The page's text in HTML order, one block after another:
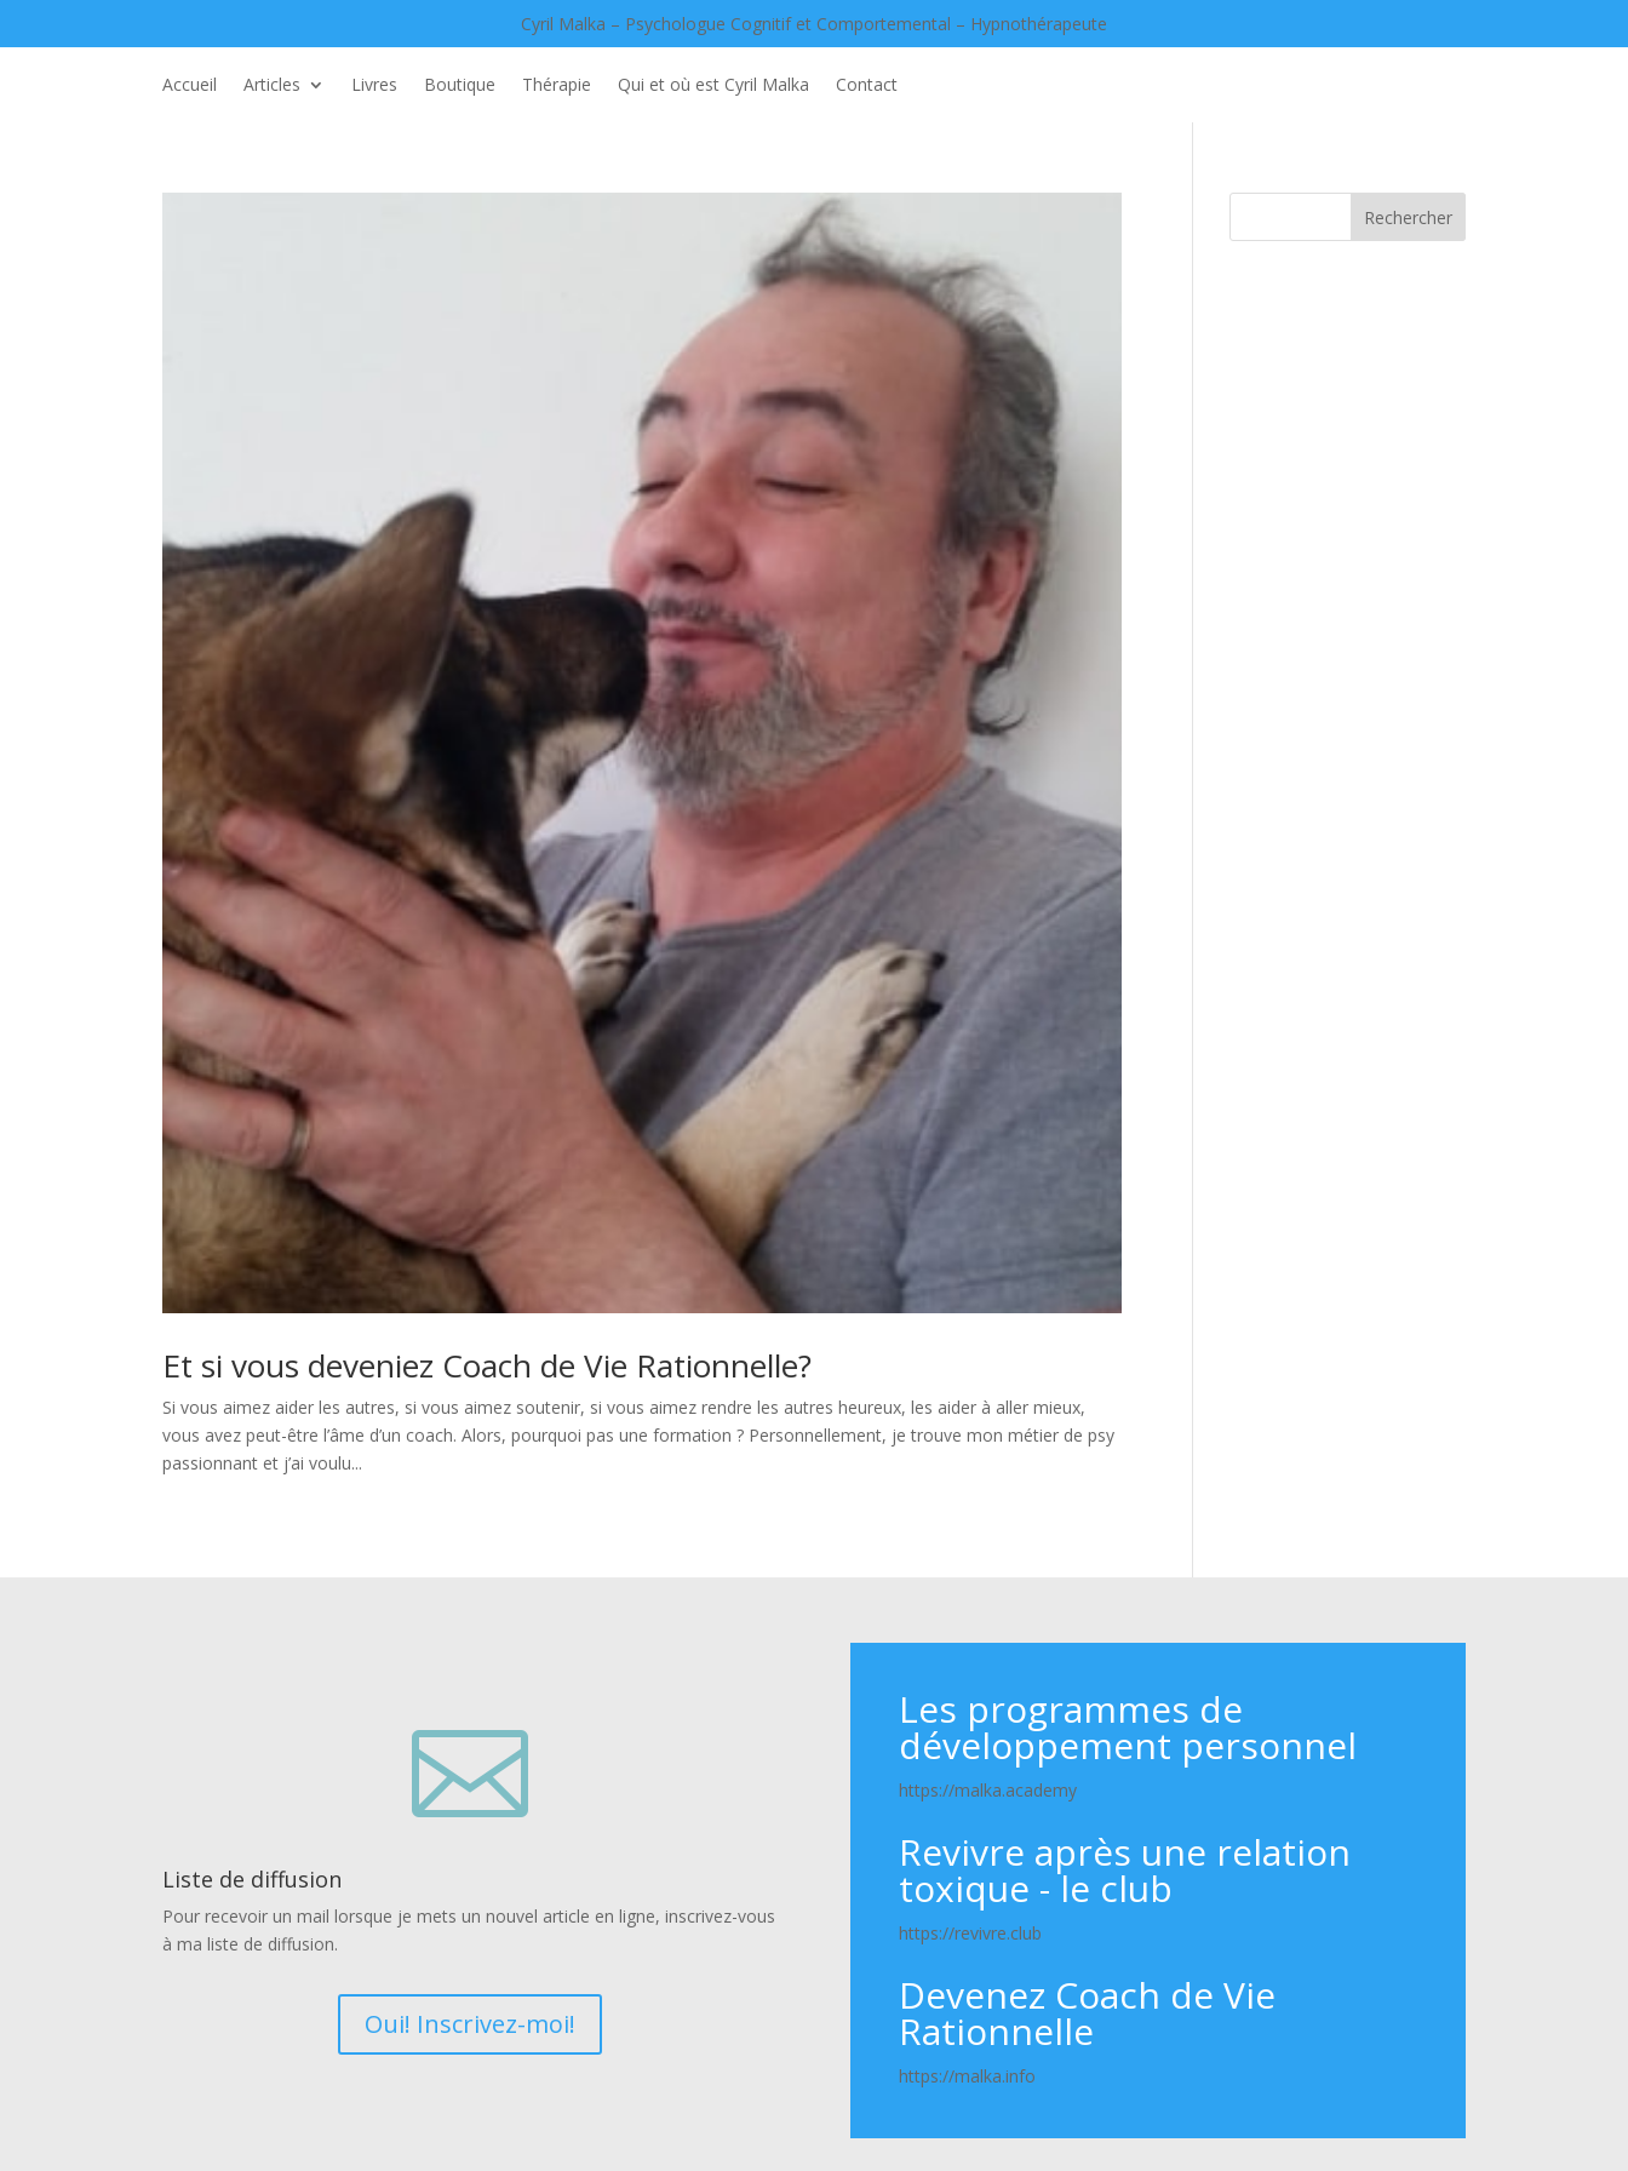
Cyril Malka – Psychologue Cognitif et Comportemental – Hypnothérapeute
Accueil Articles Livres Boutique Thérapie Qui et où est Cyril Malka Contact
Et si vous deveniez Coach de Vie Rationnelle?
Si vous aimez aider les autres, si vous aimez soutenir, si vous aimez rendre les autres heureux, les aider à aller mieux,
vous avez peut-être l’âme d’un coach. ​Alors, pourquoi pas une formation ? Personnellement, je trouve mon métier de psy
passionnant et j’ai voulu...
Rechercher

Liste de diffusion
Pour recevoir un mail lorsque je mets un nouvel article en ligne, inscrivez-vous
à ma liste de diffusion.
Oui! Inscrivez-moi!
Les programmes de
développement personnel
https://malka.academy
Revivre après une relation
toxique - le club
https://revivre.club
Devenez Coach de Vie
Rationnelle
https://malka.info